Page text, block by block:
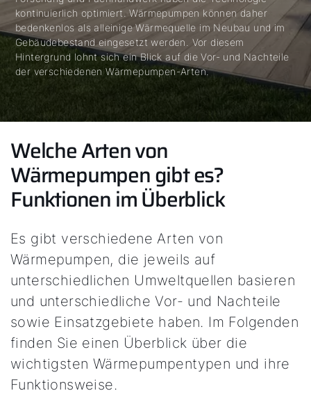
kontinuierlich optimiert. Wärmepumpen können daher
bedenkenlos als alleinige Wärmequelle im Neubau und im
Gebäudebestand eingesetzt werden. Vor diesem
Hintergrund lohnt sich ein Blick auf die Vor- und Nachteile
der verschiedenen Wärmepumpen-Arten.
Welche Arten von
Wärmepumpen gibt es?
Funktionen im Überblick
Es gibt verschiedene Arten von
Wärmepumpen, die jeweils auf
unterschiedlichen Umweltquellen basieren
und unterschiedliche Vor- und Nachteile
sowie Einsatzgebiete haben. Im Folgenden
finden Sie einen Überblick über die
wichtigsten Wärmepumpentypen und ihre
Funktionsweise.